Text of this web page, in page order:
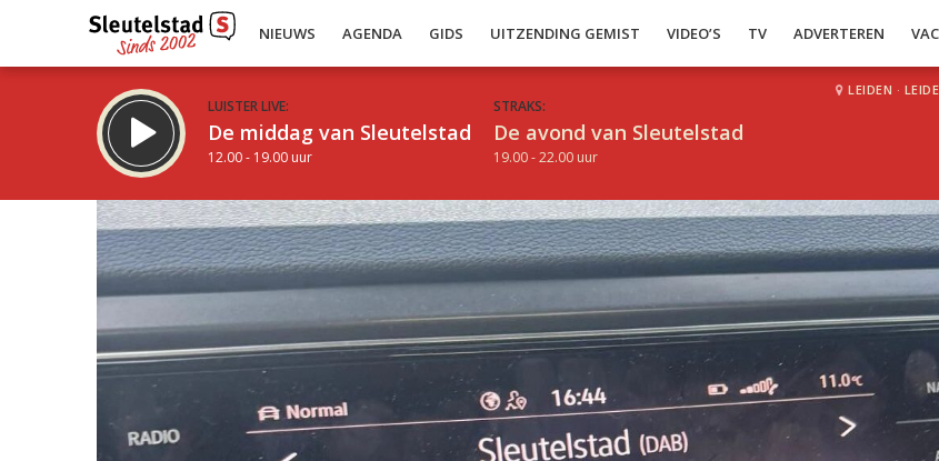
NIEUWS AGENDA GIDS UITZENDING GEMIST VIDEO’S TV ADVERTEREN
LUISTER LIVE:
De middag van Sleutelstad
12.00 - 19.00 uur
STRAKS:
De avond van Sleutelstad
19.00 - 22.00 uur
LEIDEN ·